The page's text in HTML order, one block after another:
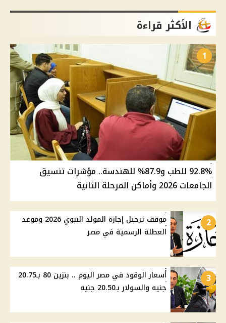
الأكثر قراءة
1
92.8% للطب و87.9% للهندسة.. مؤشرات تنسيق
الجامعات 2026 وأماكن المرحلة الثانية
2
موقف ترحيل إجازة المولد النبوي 2026 وموعد
العطلة الرسمية في مصر
3
أسعار الوقود في مصر اليوم .. بنزين 80 بـ20.75
جنيه والسولار بـ20.50 جنيه